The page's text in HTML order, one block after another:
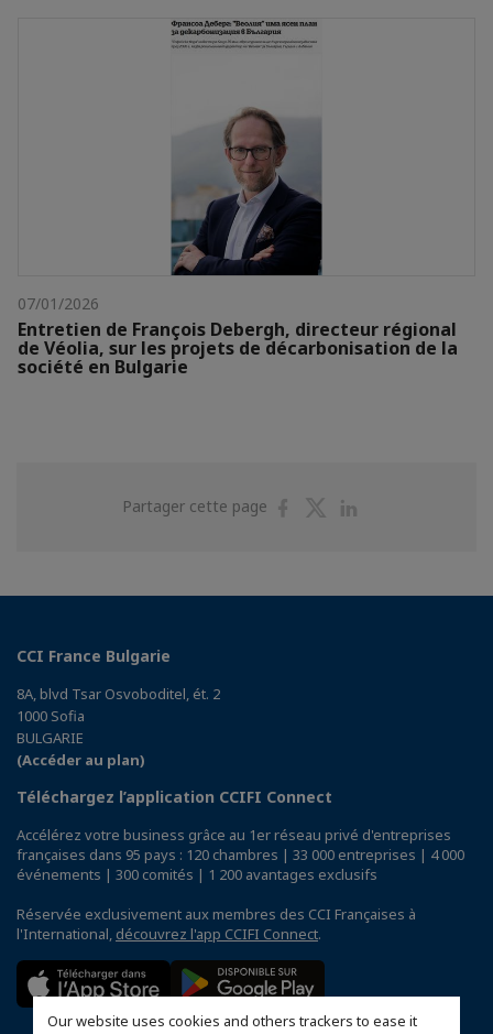
Our website uses cookies and others trackers to ease it
07/01/2026
Entretien de François Debergh, directeur régional
dе Véolia, sur les projets de décarbonisation de la
société en Bulgarie
Partager cette page
PartagerPartager
CCI France Bulgarie
8A, blvd Tsar Osvoboditel, ét. 2
1000 Sofia
BULGARIE
(Accéder au plan)
Téléchargez l’application CCIFI Connect
Accélérez votre business grâce au 1er réseau privé d'entreprises
françaises dans 95 pays : 120 chambres | 33 000 entreprises | 4 000
événements | 300 comités | 1 200 avantages exclusifs
Réservée exclusivement aux membres des CCI Françaises à
l'International, découvrez l'app CCIFI Connect.